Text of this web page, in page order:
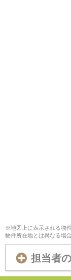
※地図上に表示される物
物件所在地とは異なる場
担当者